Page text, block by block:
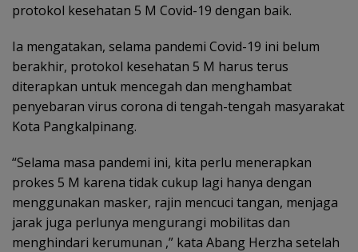
protokol kesehatan 5 M Covid-19 dengan baik.
Ia mengatakan, selama pandemi Covid-19 ini belum
berakhir, protokol kesehatan 5 M harus terus
diterapkan untuk mencegah dan menghambat
penyebaran virus corona di tengah-tengah masyarakat
Kota Pangkalpinang.
“Selama masa pandemi ini, kita perlu menerapkan
prokes 5 M karena tidak cukup lagi hanya dengan
menggunakan masker, rajin mencuci tangan, menjaga
jarak juga perlunya mengurangi mobilitas dan
menghindari kerumunan ,” kata Abang Herzha setelah